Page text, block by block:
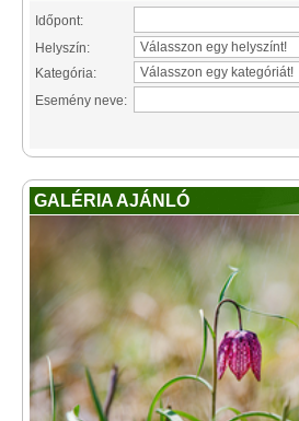
Időpont:
Helyszín:
Kategória:
Esemény neve:
GALÉRIA AJÁNLÓ